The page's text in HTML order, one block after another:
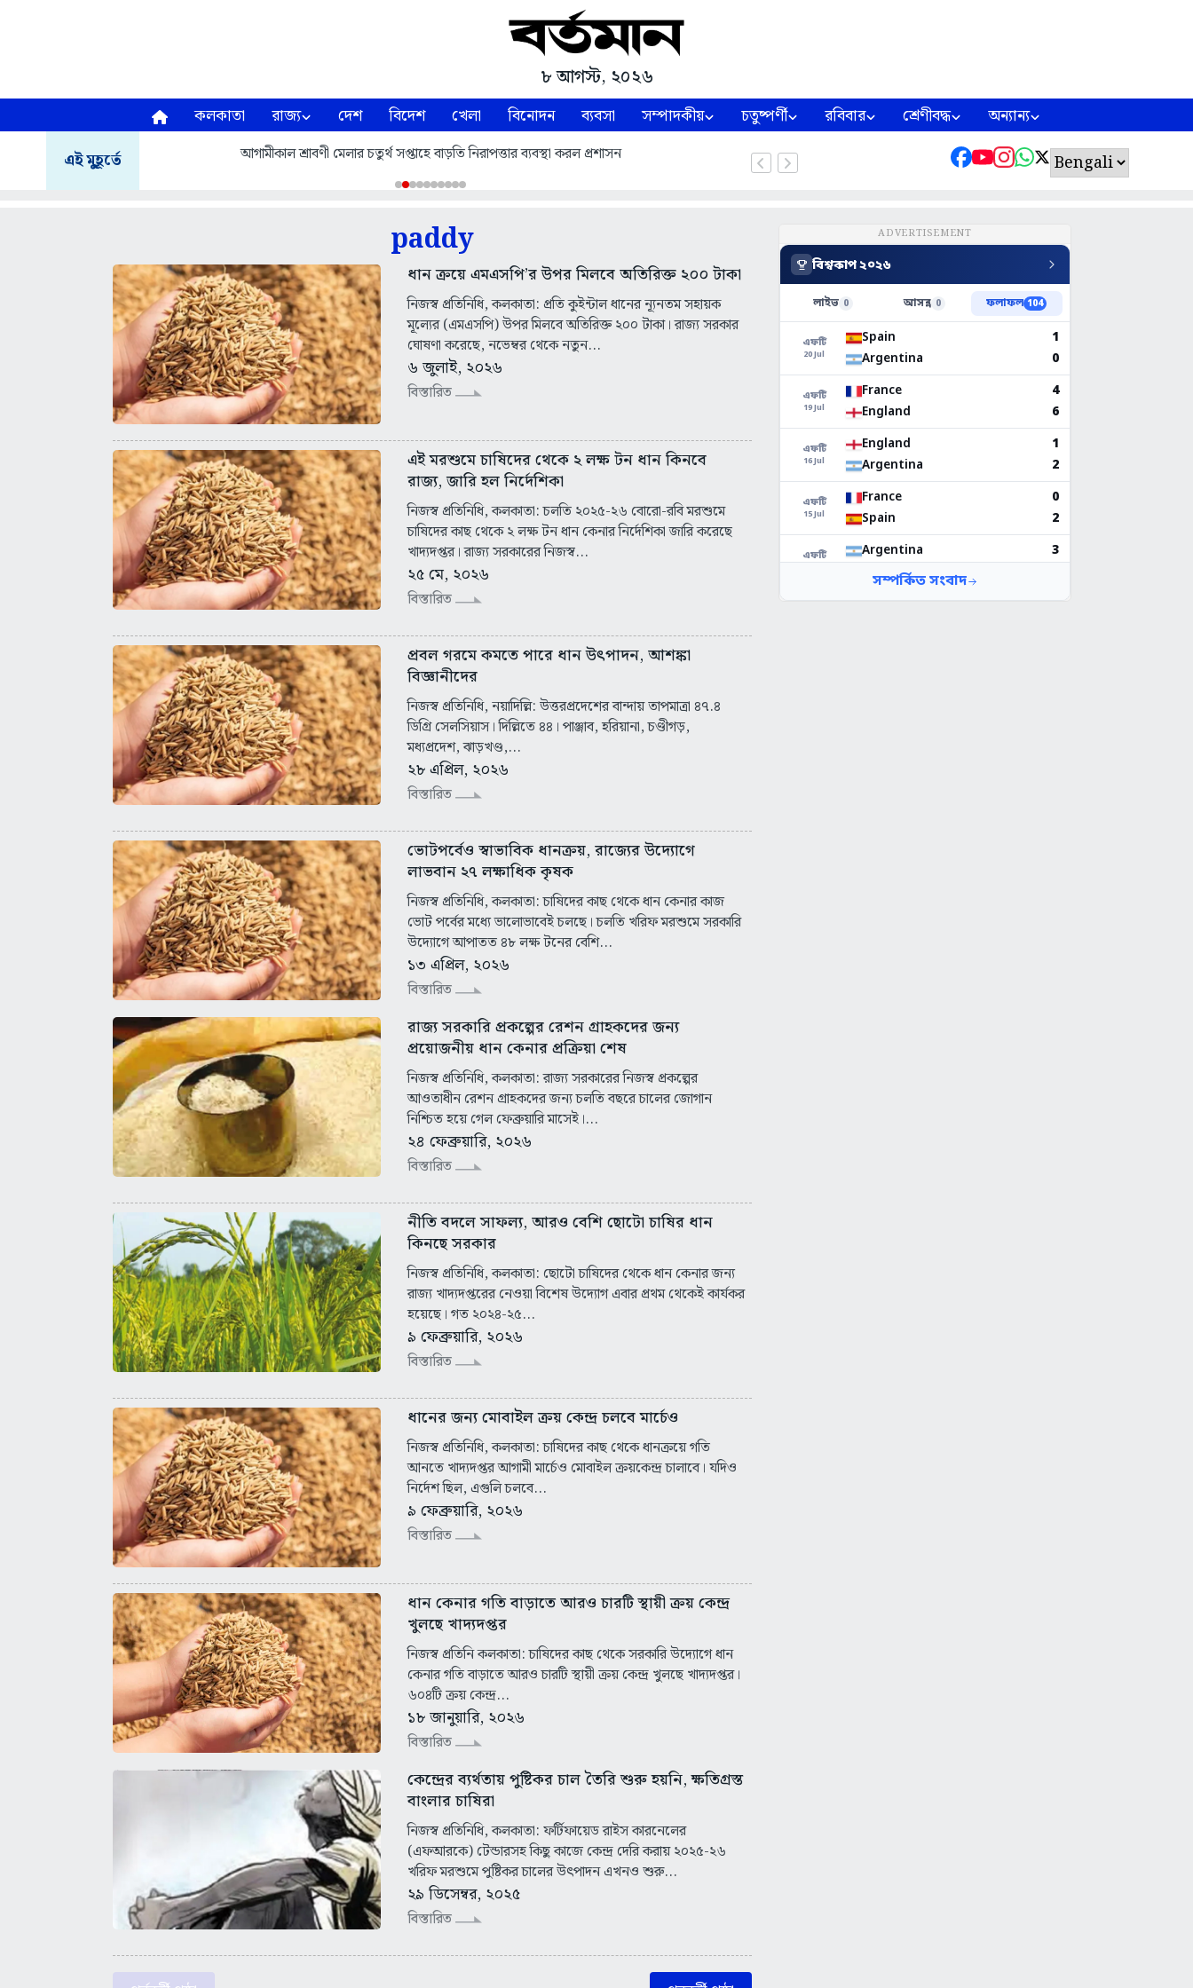
৮ আগস্ট, ২০২৬
কলকাতা রাজ্য দেশ বিদেশ খেলা বিনোদন ব্যবসা সম্পাদকীয় চতুষ্পর্ণী রবিবার শ্রেণীবদ্ধ অন্যান্য
এই মুহূর্তে আগামীকাল শ্রাবণী মেলার চতুর্থ সপ্তাহে বাড়তি নিরাপত্তার ব্যবস্থা করল প্রশাসন
paddy
ধান ক্রয়ে এমএসপি’র উপর মিলবে অতিরিক্ত ২০০ টাকা
নিজস্ব প্রতিনিধি, কলকাতা: প্রতি কুইন্টাল ধানের ন্যূনতম সহায়ক
মূল্যের (এমএসপি) উপর মিলবে অতিরিক্ত ২০০ টাকা। রাজ্য সরকার
ঘোষণা করেছে, নভেম্বর থেকে নতুন...
৬ জুলাই, ২০২৬
বিস্তারিত
এই মরশুমে চাষিদের থেকে ২ লক্ষ টন ধান কিনবে
রাজ্য, জারি হল নির্দেশিকা
নিজস্ব প্রতিনিধি, কলকাতা: চলতি ২০২৫-২৬ বোরো-রবি মরশুমে
চাষিদের কাছ থেকে ২ লক্ষ টন ধান কেনার নির্দেশিকা জারি করেছে
খাদ্যদপ্তর। রাজ্য সরকারের নিজস্ব...
২৫ মে, ২০২৬
বিস্তারিত
প্রবল গরমে কমতে পারে ধান উৎপাদন, আশঙ্কা
বিজ্ঞানীদের
নিজস্ব প্রতিনিধি, নয়াদিল্লি: উত্তরপ্রদেশের বান্দায় তাপমাত্রা ৪৭.৪
ডিগ্রি সেলসিয়াস। দিল্লিতে ৪৪। পাঞ্জাব, হরিয়ানা, চণ্ডীগড়,
মধ্যপ্রদেশ, ঝাড়খণ্ড,...
২৮ এপ্রিল, ২০২৬
বিস্তারিত
ভোটপর্বেও স্বাভাবিক ধানক্রয়, রাজ্যের উদ্যোগে
লাভবান ২৭ লক্ষাধিক কৃষক
নিজস্ব প্রতিনিধি, কলকাতা: চাষিদের কাছ থেকে ধান কেনার কাজ
ভোট পর্বের মধ্যে ভালোভাবেই চলছে। চলতি খরিফ মরশুমে সরকারি
উদ্যোগে আপাতত ৪৮ লক্ষ টনের বেশি...
১৩ এপ্রিল, ২০২৬
বিস্তারিত
রাজ্য সরকারি প্রকল্পের রেশন গ্রাহকদের জন্য
প্রয়োজনীয় ধান কেনার প্রক্রিয়া শেষ
নিজস্ব প্রতিনিধি, কলকাতা: রাজ্য সরকারের নিজস্ব প্রকল্পের
আওতাধীন রেশন গ্রাহকদের জন্য চলতি বছরে চালের জোগান
নিশ্চিত হয়ে গেল ফেব্রুয়ারি মাসেই।...
২৪ ফেব্রুয়ারি, ২০২৬
বিস্তারিত
নীতি বদলে সাফল্য, আরও বেশি ছোটো চাষির ধান
কিনছে সরকার
নিজস্ব প্রতিনিধি, কলকাতা: ছোটো চাষিদের থেকে ধান কেনার জন্য
রাজ্য খাদ্যদপ্তরের নেওয়া বিশেষ উদ্যোগ এবার প্রথম থেকেই কার্যকর
হয়েছে। গত ২০২৪-২৫...
৯ ফেব্রুয়ারি, ২০২৬
বিস্তারিত
ধানের জন্য মোবাইল ক্রয় কেন্দ্র চলবে মার্চেও
নিজস্ব প্রতিনিধি, কলকাতা: চাষিদের কাছ থেকে ধানক্রয়ে গতি
আনতে খাদ্যদপ্তর আগামী মার্চেও মোবাইল ক্রয়কেন্দ্র চালাবে। যদিও
নির্দেশ ছিল, এগুলি চলবে...
৯ ফেব্রুয়ারি, ২০২৬
বিস্তারিত
ধান কেনার গতি বাড়াতে আরও চারটি স্থায়ী ক্রয় কেন্দ্র
খুলছে খাদ্যদপ্তর
নিজস্ব প্রতিনি কলকাতা: চাষিদের কাছ থেকে সরকারি উদ্যোগে ধান
কেনার গতি বাড়াতে আরও চারটি স্থায়ী ক্রয় কেন্দ্র খুলছে খাদ্যদপ্তর।
৬০৪টি ক্রয় কেন্দ্র...
১৮ জানুয়ারি, ২০২৬
বিস্তারিত
কেন্দ্রের ব্যর্থতায় পুষ্টিকর চাল তৈরি শুরু হয়নি, ক্ষতিগ্রস্ত
বাংলার চাষিরা
নিজস্ব প্রতিনিধি, কলকাতা: ফর্টিফায়েড রাইস কারনেলের
(এফআরকে) টেন্ডারসহ কিছু কাজে কেন্দ্র দেরি করায় ২০২৫-২৬
খরিফ মরশুমে পুষ্টিকর চালের উৎপাদন এখনও শুরু...
২৯ ডিসেম্বর, ২০২৫
বিস্তারিত
ADVERTISEMENT